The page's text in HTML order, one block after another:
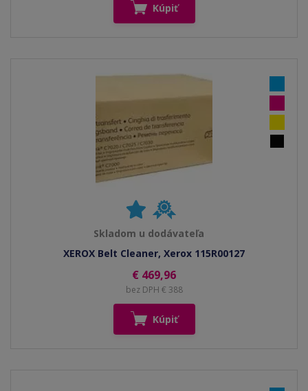
Kúpiť
Skladom u dodávateľa
XEROX Belt Cleaner, Xerox 115R00127
€ 469,96
bez DPH € 388
Kúpiť